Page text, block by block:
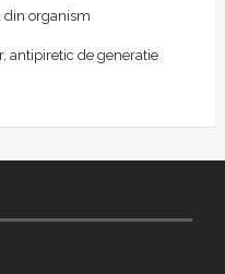
din organism
antipiretic de generatie